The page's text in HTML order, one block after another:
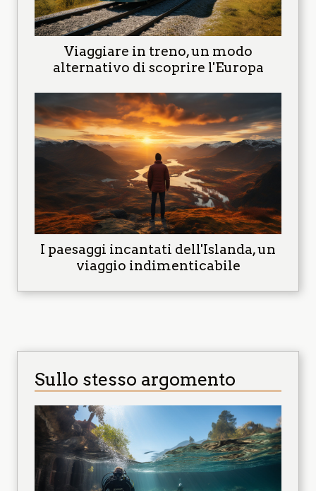
Viaggiare in treno, un modo
alternativo di scoprire l'Europa
I paesaggi incantati dell'Islanda, un
viaggio indimenticabile
Sullo stesso argomento